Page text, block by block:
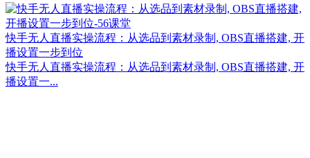
快手无人直播实操流程：从选品到素材录制, OBS直播搭建, 开
播设置一步到位
快手无人直播实操流程：从选品到素材录制, OBS直播搭建, 开
播设置一...